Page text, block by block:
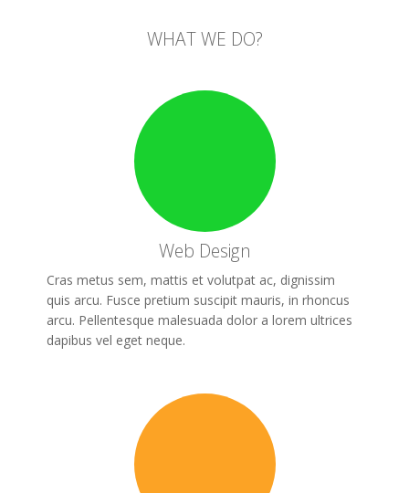
WHAT WE DO?
Web Design
Cras metus sem, mattis et volutpat ac, dignissim
quis arcu. Fusce pretium suscipit mauris, in rhoncus
arcu. Pellentesque malesuada dolor a lorem ultrices
dapibus vel eget neque.